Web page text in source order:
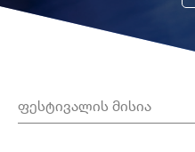
ფესტივალის მისია